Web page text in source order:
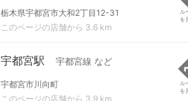
栃木県宇都宮市大和2丁目12-31
このページの店舗から 3.6 km
ル
を
宇都宮駅 宇都宮線 など
宇都宮市川向町
このページの店舗から 3.9 km
ル
を